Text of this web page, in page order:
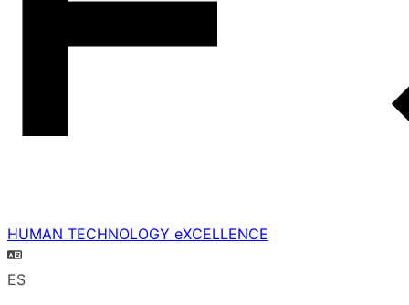
HUMAN TECHNOLOGY eXCELLENCE
ES